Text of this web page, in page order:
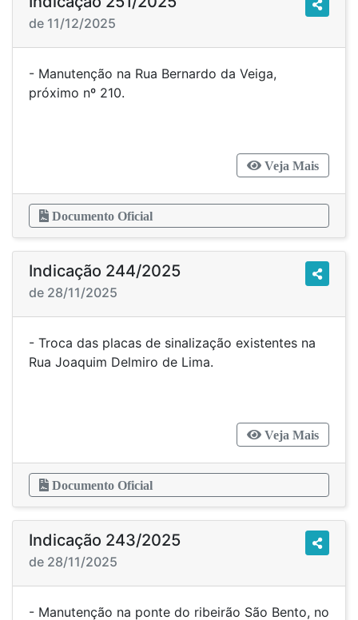
de 11/12/2025
- Manutenção na Rua Bernardo da Veiga,
próximo nº 210.
Veja Mais
Documento Oficial
Indicação 244/2025
de 28/11/2025
- Troca das placas de sinalização existentes na
Rua Joaquim Delmiro de Lima.
Veja Mais
Documento Oficial
Indicação 243/2025
de 28/11/2025
- Manutenção na ponte do ribeirão São Bento, no